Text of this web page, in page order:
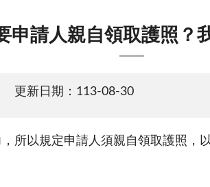
申請人親自領取護照？
更新日期：113-08-30
所以規定申請人須親自領取護照，